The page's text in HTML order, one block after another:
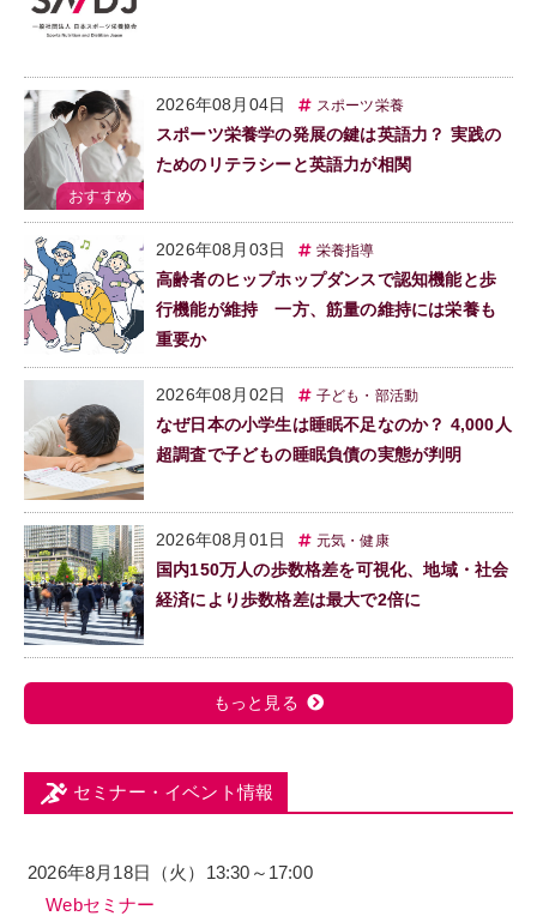
2026年08月04日 スポーツ栄養
スポーツ栄養学の発展の鍵は英語力？ 実践の
ためのリテラシーと英語力が相関
2026年08月03日 栄養指導
高齢者のヒップホップダンスで認知機能と歩
行機能が維持 一方、筋量の維持には栄養も
重要か
2026年08月02日 子ども・部活動
なぜ日本の小学生は睡眠不足なのか？ 4,000人
超調査で子どもの睡眠負債の実態が判明
2026年08月01日 元気・健康
国内150万人の歩数格差を可視化、地域・社会
経済により歩数格差は最大で2倍に
もっと見る
セミナー・イベント情報
2026年8月18日（火）13:30～17:00
Webセミナー